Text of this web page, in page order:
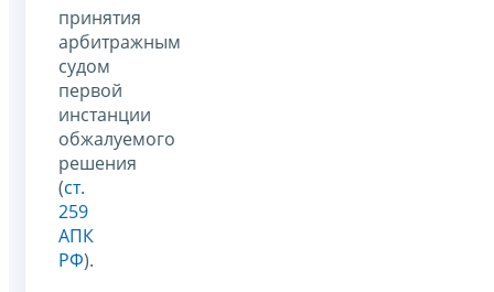
принятия
арбитражным
судом
первой
инстанции
обжалуемого
решения
(ст.
259
АПК
РФ).